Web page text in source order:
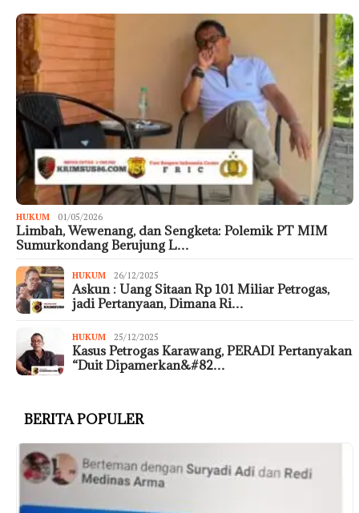
HUKUM 01/05/2026
Limbah, Wewenang, dan Sengketa: Polemik PT MIM
Sumurkondang Berujung L…
HUKUM 26/12/2025
Askun : Uang Sitaan Rp 101 Miliar Petrogas,
jadi Pertanyaan, Dimana Ri…
HUKUM 25/12/2025
Kasus Petrogas Karawang, PERADI Pertanyakan
“Duit Dipamerkan&#82…
BERITA POPULER